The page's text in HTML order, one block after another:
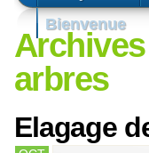
Bienvenue
arbres
Elagage